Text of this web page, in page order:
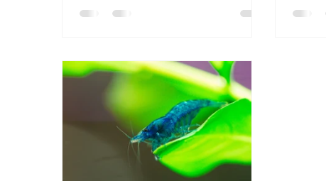
leur bien-être.
santé